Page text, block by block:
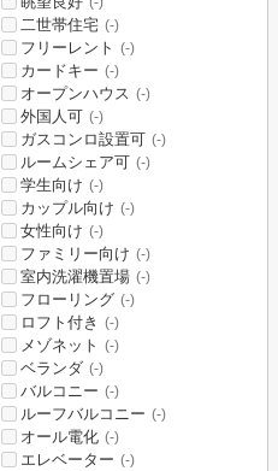
二世帯住宅 (-)
フリーレント (-)
カードキー (-)
オープンハウス (-)
外国人可 (-)
ガスコンロ設置可 (-)
ルームシェア可 (-)
学生向け (-)
カップル向け (-)
女性向け (-)
ファミリー向け (-)
室内洗濯機置場 (-)
フローリング (-)
ロフト付き (-)
メゾネット (-)
ベランダ (-)
バルコニー (-)
ルーフバルコニー (-)
オール電化 (-)
エレベーター (-)